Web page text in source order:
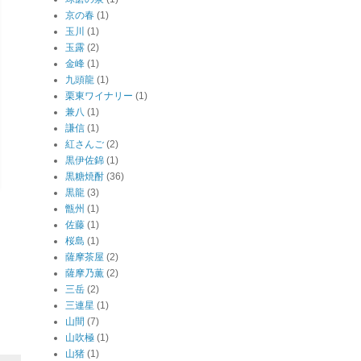
京の春 (1)
玉川 (1)
玉露 (2)
金峰 (1)
九頭龍 (1)
栗東ワイナリー (1)
兼八 (1)
謙信 (1)
紅さんご (2)
黒伊佐錦 (1)
黒糖焼酎 (36)
黒龍 (3)
甑州 (1)
佐藤 (1)
桜島 (1)
薩摩茶屋 (2)
薩摩乃薫 (2)
三岳 (2)
三連星 (1)
山間 (7)
山吹極 (1)
山猪 (1)